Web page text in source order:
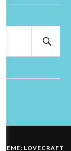
THEME: LOVECRAFT